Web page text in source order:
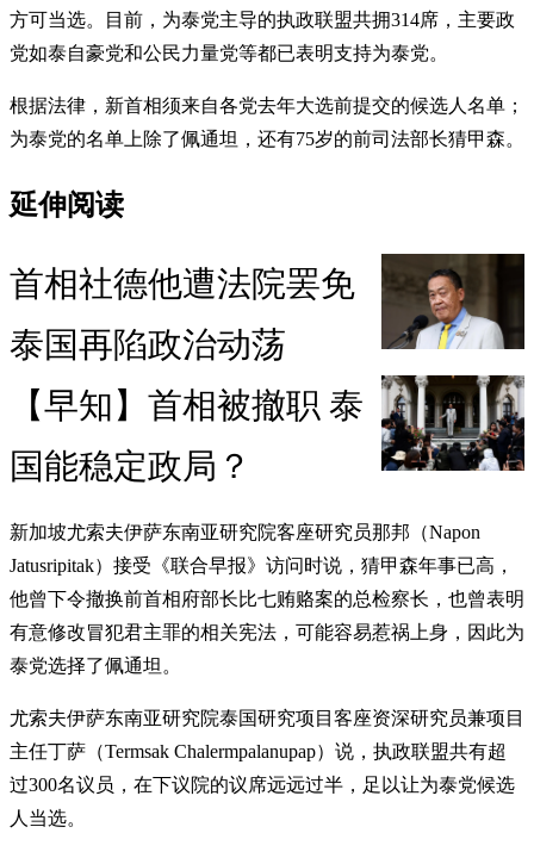
方可当选。目前，为泰党主导的执政联盟共拥314席，主要政
党如泰自豪党和公民力量党等都已表明支持为泰党。
根据法律，新首相须来自各党去年大选前提交的候选人名单；
为泰党的名单上除了佩通坦，还有75岁的前司法部长猜甲森。
延伸阅读
首相社德他遭法院罢免
泰国再陷政治动荡
【早知】首相被撤职 泰
国能稳定政局？
新加坡尤索夫伊萨东南亚研究院客座研究员那邦（Napon
Jatusripitak）接受《联合早报》访问时说，猜甲森年事已高，
他曾下令撤换前首相府部长比七贿赂案的总检察长，也曾表明
有意修改冒犯君主罪的相关宪法，可能容易惹祸上身，因此为
泰党选择了佩通坦。
尤索夫伊萨东南亚研究院泰国研究项目客座资深研究员兼项目
主任丁萨（Termsak Chalermpalanupap）说，执政联盟共有超
过300名议员，在下议院的议席远远过半，足以让为泰党候选
人当选。